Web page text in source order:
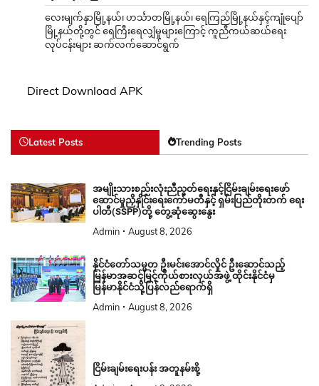
လေးမျက်နှာမြို့နယ်၊ ဟင်္သာတမြို့နယ်၊ ရေကြည်မြို့နယ်နှင့်ကျုံပျော်
မြို့နယ်တို့တွင် ရေကြီးရေလျှံမှုများကြောင့် ကူညီကယ်ဆယ်ရေး
လုပ်ငန်းများ ဆက်လက်ဆောင်ရွက်
Direct Download APK
Latest Posts Trending Posts
အမျိုးသားစည်းလုံးညီညွတ်ရေးနှင့်ငြိမ်းချမ်းရေးဖော်
ဆောင်မှုညှိနှိုင်းရေးကော်မတီနှင့် ရှမ်းပြည်တိုးတက် ရေး
ပါတီ(SSPP)တို့ တွေ့ဆုံဆွေးနွေး
Admin August 8, 2026
နိုင်ငံတော်သမ္မတ ဦးမင်းအောင်လှိုင် ဦးဆောင်သည့်
မြန်မာအဆင့်မြင့်ကိုယ်စားလှယ်အဖွဲ့ ထိုင်းနိုင်ငံမှ
မြန်မာနိုင်ငံသို့ပြန်လည်ရောက်ရှိ
Admin August 8, 2026
ငြိမ်းချမ်းရေးပန်း အတူနမ်းစို့